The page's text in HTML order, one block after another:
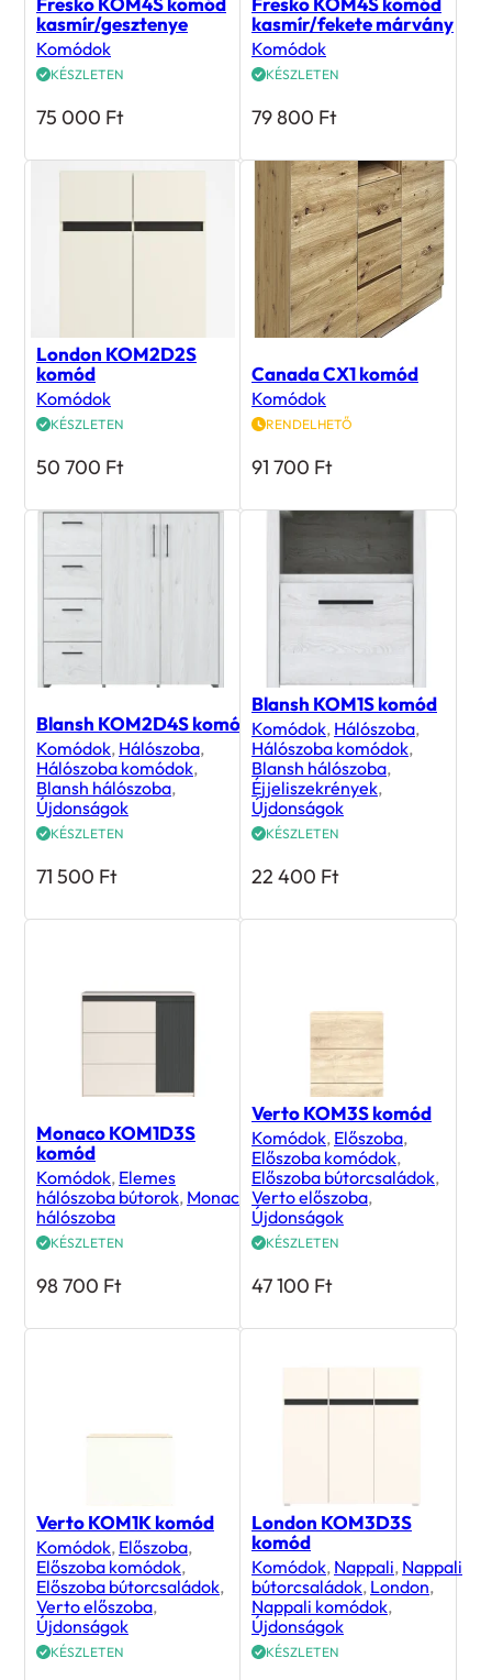
kasmír/gesztenye
Komódok
KÉSZLETEN
75 000 Ft
kasmír/fekete márvány
Komódok
KÉSZLETEN
79 800 Ft
London KOM2D2S
komód
Komódok
KÉSZLETEN
50 700 Ft
Canada CX1 komód
Komódok
RENDELHETŐ
91 700 Ft
Blansh KOM2D4S komód
Komódok, Hálószoba,
Hálószoba komódok,
Blansh hálószoba,
Újdonságok
KÉSZLETEN
71 500 Ft
Blansh KOM1S komód
Komódok, Hálószoba,
Hálószoba komódok,
Blansh hálószoba,
Éjjeliszekrények,
Újdonságok
KÉSZLETEN
22 400 Ft
Monaco KOM1D3S
komód
Komódok, Elemes
hálószoba bútorok, Monaco
hálószoba
KÉSZLETEN
98 700 Ft
Verto KOM3S komód
Komódok, Előszoba,
Előszoba komódok,
Előszoba bútorcsaládok,
Verto előszoba,
Újdonságok
KÉSZLETEN
47 100 Ft
Verto KOM1K komód
Komódok, Előszoba,
Előszoba komódok,
Előszoba bútorcsaládok,
Verto előszoba,
Újdonságok
KÉSZLETEN
London KOM3D3S
komód
Komódok, Nappali, Nappali
bútorcsaládok, London,
Nappali komódok,
Újdonságok
KÉSZLETEN